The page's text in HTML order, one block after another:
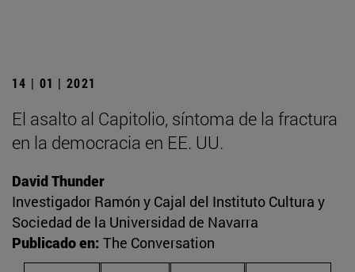
14 | 01 | 2021
El asalto al Capitolio, síntoma de la fractura
en la democracia en EE. UU.
David Thunder
Investigador Ramón y Cajal del Instituto Cultura y
Sociedad de la Universidad de Navarra
Publicado en: The Conversation